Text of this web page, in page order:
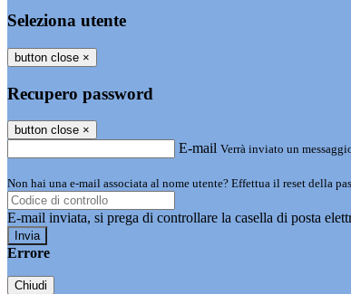
Seleziona utente
button close ×
Recupero password
button close ×
E-mail Verrà inviato un
Non hai una e-mail associata al nome utente? Effettua il reset della
E-mail inviata, si prega di controllare la casella di posta
Errore
Chiudi